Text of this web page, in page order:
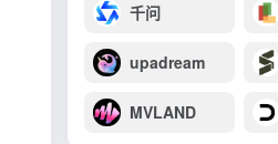
千问
upadream
MVLAND